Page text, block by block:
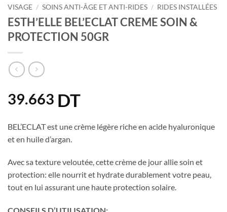
VISAGE / SOINS ANTI-ÂGE ET ANTI-RIDES / RIDES INSTALLÉES
ESTH’ELLE BEL’ECLAT CREME SOIN &
PROTECTION 50GR
39.663 DT
BEL’ECLAT est une crème légère riche en acide hyaluronique
et en huile d’argan.
Avec sa texture veloutée, cette crème de jour allie soin et
protection: elle nourrit et hydrate durablement votre peau,
tout en lui assurant une haute protection solaire.